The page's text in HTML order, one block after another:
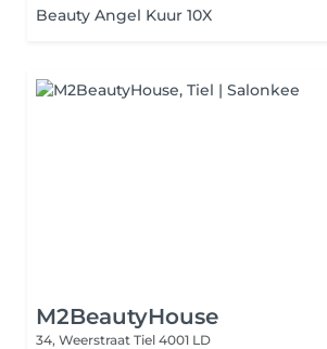
Beauty Angel Kuur 10X
M2BeautyHouse
34, Weerstraat Tiel 4001 LD